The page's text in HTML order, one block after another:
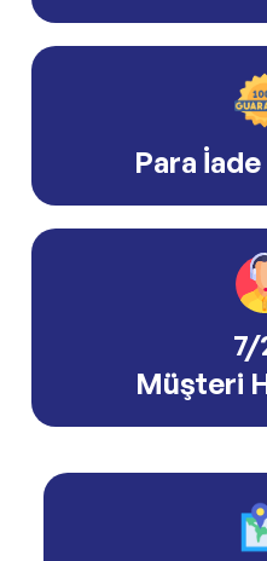
Para
7/
Müşteri